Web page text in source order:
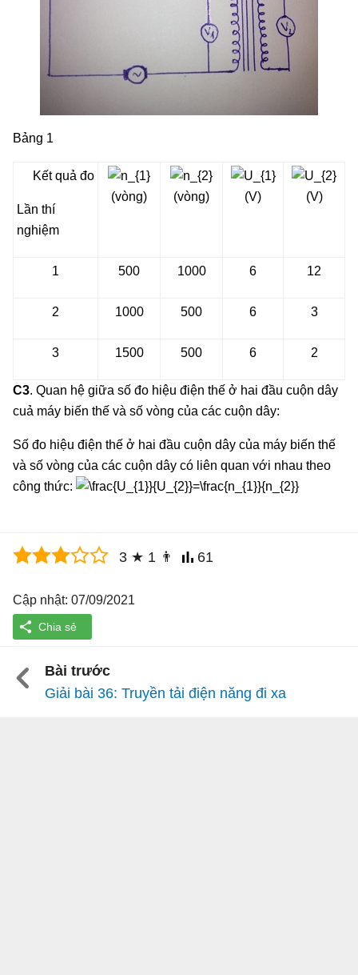
Bảng 1
Kết quả đo
Lần thí
nghiệm
(vòng) (vòng) (V) (V)
1 500 1000 6 12
2 1000 500 6 3
3 1500 500 6 2
C3. Quan hệ giữa số đo hiệu điện thế ở hai đầu cuộn dây
cuả máy biến thế và số vòng của các cuộn dây:
Số đo hiệu điện thế ở hai đầu cuộn dây của máy biến thế
và số vòng của các cuộn dây có liên quan với nhau theo
công thức:
3 ★ 1 👨 61
Cập nhật: 07/09/2021
Bài trước
Giải bài 36: Truyền tải điện năng đi xa